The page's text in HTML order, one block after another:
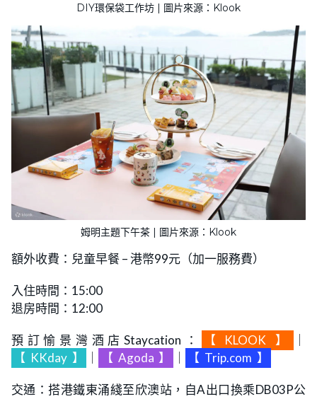
DIY環保袋工作坊 | 圖片來源：Klook
姆明主題下午茶 | 圖片來源：Klook
額外收費：兒童早餐 – 港幣99元（加一服務費）
入住時間：15:00
退房時間：12:00
預訂愉景灣酒店Staycation： 【 KLOOK 】
【 KKday 】 【 Agoda 】 【 Trip.com 】
交通：搭港鐵東涌綫至欣澳站，自A出口換乘DB03P公